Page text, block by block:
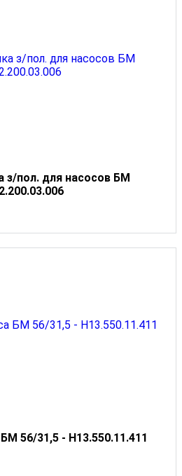
пол. для насосов БМ
56/31,5 - Н13.550.11.411